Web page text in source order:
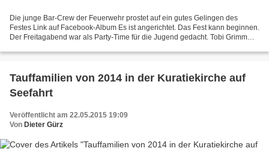
Die junge Bar-Crew der Feuerwehr prostet auf ein gutes Gelingen des
Festes Link auf Facebook-Album Es ist angerichtet. Das Fest kann beginnen.
Der Freitagabend war als Party-Time für die Jugend gedacht. Tobi Grimm
Tauffamilien von 2014 in der Kuratiekirche auf
Seefahrt
Veröffentlicht am 22.05.2015 19:09
Von Dieter Gürz